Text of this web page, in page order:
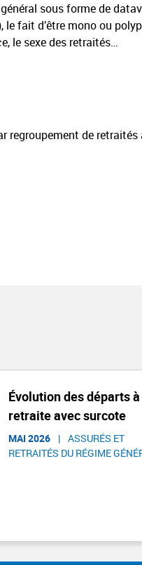
sous forme de
fait d’être mono ou
le sexe des retraités…
regroupement de
Évolution des départs
retraite avec surcote
MAI 2026 | ASSURÉS ET
RETRAITÉS DU RÉGIME